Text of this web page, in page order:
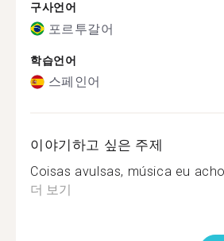
구사언어
포르투갈어
학습언어
스페인어
이야기하고 싶은 주제
Coisas avulsas, música eu
더 보기